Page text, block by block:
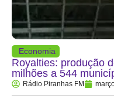
Economia
Royalties: produção
milhões a 544
Rádio Piranhas FM